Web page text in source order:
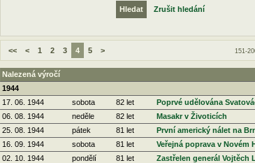
Zrušit hledání
151-
<< < 1 2 3 4 5 >
Nalezená výročí
1944
17. 06. 1944
sobota 82 let
Poprvé udělována
06. 08. 1944
neděle 82 let
Masakr v Životicích
25. 08. 1944
pátek 81 let
První americký nálet na
16. 09. 1944
sobota 81 let
Veřejná poprava v Novém
02. 10. 1944
pondělí 81 let
Zastřelen generál Vojtěch